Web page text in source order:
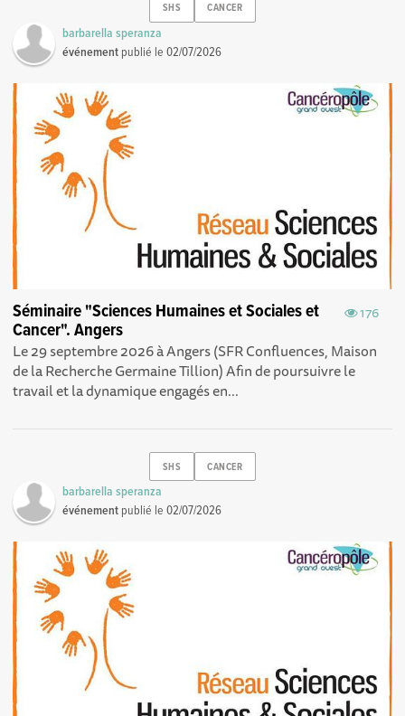
SHS CANCER
barbarella speranza
événement publié le02/07/2026
176
Séminaire "Sciences Humaines et Sociales et
Cancer". Angers
Le 29 septembre 2026 à Angers (SFR Confluences, Maison
de la Recherche Germaine Tillion) Afin de poursuivre le
travail et la dynamique engagés en...
SHS CANCER
barbarella speranza
événement publié le02/07/2026